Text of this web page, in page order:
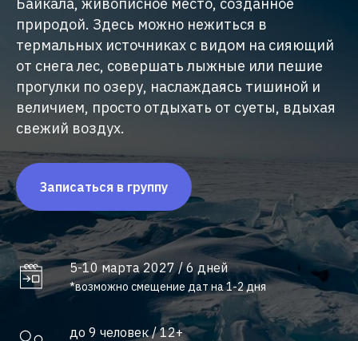
природой. Здесь можно нежиться в
термальных источниках с видом на сияющий
от снега лес, совершать лыжные или пешие
прогулки по озеру, наслаждаясь тишиной и
величием, просто отдыхать от суеты, вдыхая
свежий воздух.
Записаться в группу
5-10 марта 2027 / 6 дней
*возможно смещение дат на 1-2 дня
до 9 человек / 12+